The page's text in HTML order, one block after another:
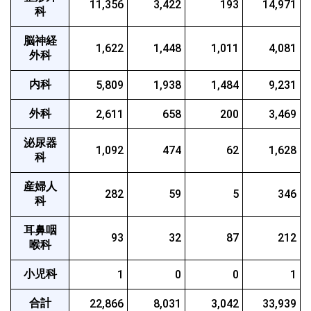
科
11,356 3,422 193 14,971
脳神経
外科
1,622 1,448 1,011 4,081
内科 5,809 1,938 1,484 9,231
外科 2,611 658 200 3,469
泌尿器
科
1,092 474 62 1,628
産婦人
科
282 59 5 346
耳鼻咽
喉科
93 32 87 212
小児科 1 0 0 1
合計 22,866 8,031 3,042 33,939